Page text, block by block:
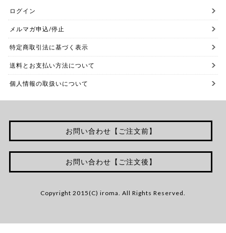
ログイン
メルマガ申込/停止
特定商取引法に基づく表示
送料とお支払い方法について
個人情報の取扱いについて
お問い合わせ【ご注文前】
お問い合わせ【ご注文後】
Copyright 2015(C) iroma. All Rights Reserved.